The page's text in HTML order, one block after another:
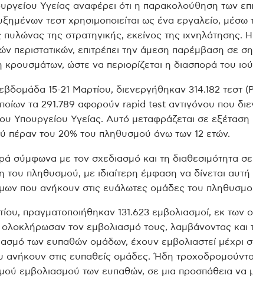
Υγείας αναφέρει ότι η παρακολούθηση των
τεστ χρησιμοποιείται ως ένα εργαλείο, μέσω
πυλώνας της στρατηγικής, εκείνος της ιχνηλάτησης.
περιστατικών, επιτρέπει την άμεση παρέμβαση σε
κρουσμάτων, ώστε να περιορίζεται η διασπορά του
15-21 Μαρτίου, διενεργήθηκαν 314.182 τεστ
τα 291.789 αφορούν rapid test αντιγόνου που
Υπουργείου Υγείας. Αυτό μεταφράζεται σε εξέταση
πέραν του 20% του πληθυσμού άνω των 12 ετών.
σύμφωνα με τον σχεδιασμό και τη διαθεσιμότητα
του πληθυσμού, με ιδιαίτερη έμφαση να δίνεται
που ανήκουν στις ευάλωτες ομάδες του
πραγματοποιήθηκαν 131.623 εμβολιασμοί, εκ των
τον εμβολιασμό τους, λαμβάνοντας και
των ευπαθών ομάδων, έχουν εμβολιαστεί μέχρι
ανήκουν στις ευπαθείς ομάδες. Ήδη
εμβολιασμού των ευπαθών, σε μια προσπάθεια να